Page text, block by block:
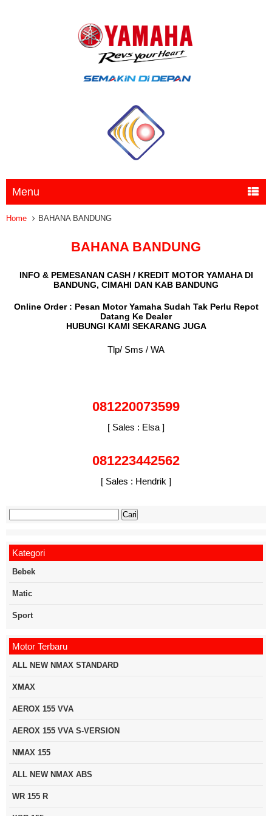
Menu
Home BAHANA BANDUNG
BAHANA BANDUNG
INFO & PEMESANAN CASH / KREDIT MOTOR YAMAHA DI
BANDUNG, CIMAHI DAN KAB BANDUNG
Online Order : Pesan Motor Yamaha Sudah Tak Perlu Repot
Datang Ke Dealer
HUBUNGI KAMI SEKARANG JUGA
Tlp/ Sms / WA
081220073599
[ Sales : Elsa ]
081223442562
[ Sales : Hendrik ]
untuk:
Kategori
Bebek
Matic
Sport
Motor Terbaru
ALL NEW NMAX STANDARD
XMAX
AEROX 155 VVA
AEROX 155 VVA S-VERSION
NMAX 155
ALL NEW NMAX ABS
WR 155 R